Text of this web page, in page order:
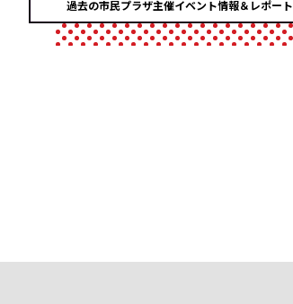
過去の市民プラザ主催イベント情報＆レポート